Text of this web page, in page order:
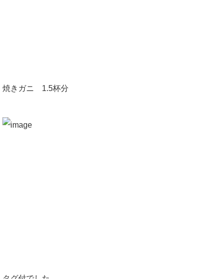
焼きガニ 1.5杯分